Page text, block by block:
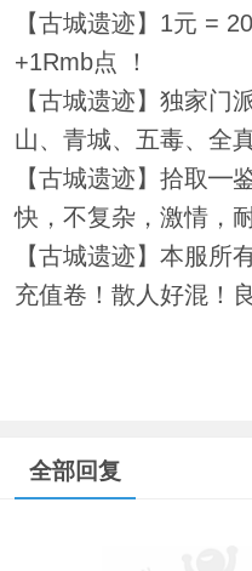
【古城遗迹】1元 =
+1Rmb点 ！
【古城遗迹】独家门
山、青城、五毒、全
【古城遗迹】拾取━
快，不复杂，激情，
【古城遗迹】本服所
充值卷！散人好混！
全部回复